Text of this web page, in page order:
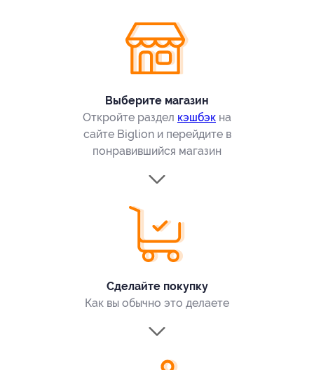
Выберите магазин
Откройте раздел кэшбэк на
сайте Biglion и перейдите в
понравившийся магазин
Сделайте покупку
Как вы обычно это делаете